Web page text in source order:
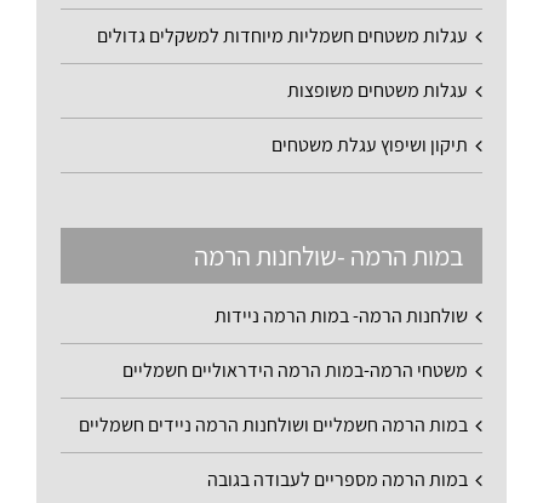
עגלות משטחים חשמליות מיוחדות למשקלים גדולים
עגלות משטחים משופצות
תיקון ושיפוץ עגלת משטחים
במות הרמה -שולחנות הרמה
שולחנות הרמה- במות הרמה ניידות
משטחי הרמה-במות הרמה הידראוליים חשמליים
במות הרמה חשמליים ושולחנות הרמה ניידים חשמליים
במות הרמה מספריים לעבודה בגובה